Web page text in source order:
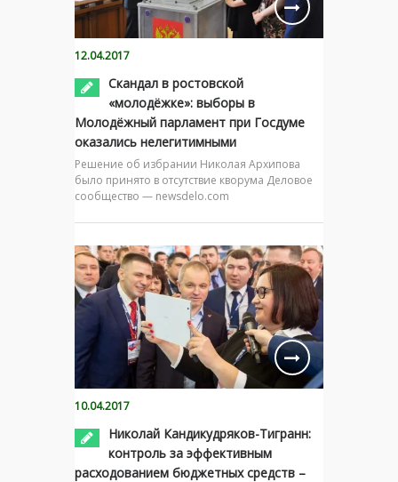
12.04.2017
Скандал в ростовской
«молодёжке»: выборы в
Молодёжный парламент при Госдуме
оказались нелегитимными
Решение об избрании Николая Архипова
было принято в отсутствие кворума Деловое
сообщество — newsdelo.com
10.04.2017
Николай Кандикудряков-Тигранн:
контроль за эффективным
расходованием бюджетных средств –